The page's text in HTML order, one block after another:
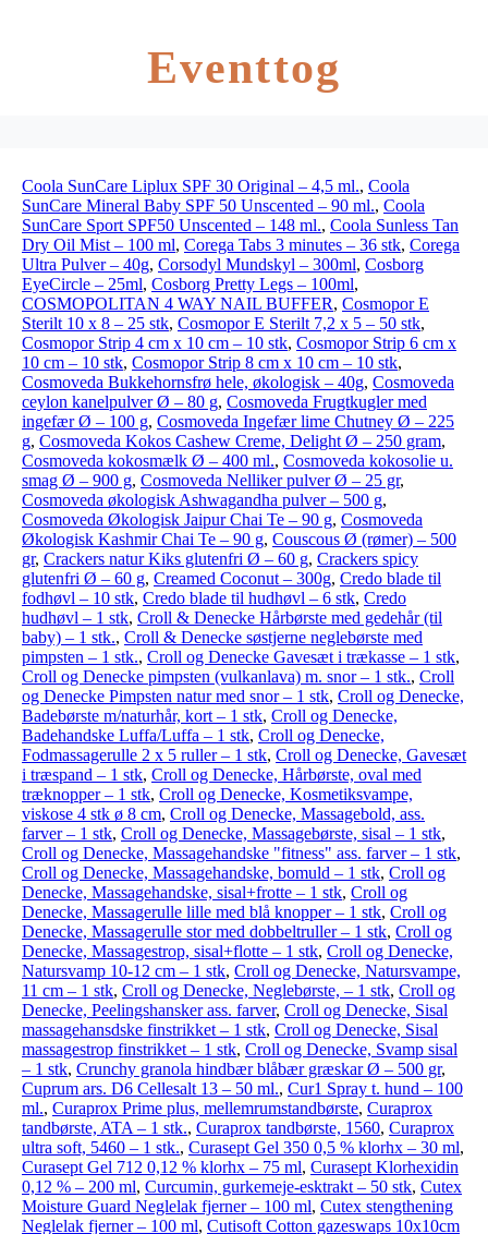
Eventtog
Coola SunCare Liplux SPF 30 Original – 4,5 ml., Coola
SunCare Mineral Baby SPF 50 Unscented – 90 ml., Coola
SunCare Sport SPF50 Unscented – 148 ml., Coola Sunless Tan
Dry Oil Mist – 100 ml, Corega Tabs 3 minutes – 36 stk, Corega
Ultra Pulver – 40g, Corsodyl Mundskyl – 300ml, Cosborg
EyeCircle – 25ml, Cosborg Pretty Legs – 100ml,
COSMOPOLITAN 4 WAY NAIL BUFFER, Cosmopor E
Sterilt 10 x 8 – 25 stk, Cosmopor E Sterilt 7,2 x 5 – 50 stk,
Cosmopor Strip 4 cm x 10 cm – 10 stk, Cosmopor Strip 6 cm x
10 cm – 10 stk, Cosmopor Strip 8 cm x 10 cm – 10 stk,
Cosmoveda Bukkehornsfrø hele, økologisk – 40g, Cosmoveda
ceylon kanelpulver Ø – 80 g, Cosmoveda Frugtkugler med
ingefær Ø – 100 g, Cosmoveda Ingefær lime Chutney Ø – 225
g, Cosmoveda Kokos Cashew Creme, Delight Ø – 250 gram,
Cosmoveda kokosmælk Ø – 400 ml., Cosmoveda kokosolie u.
smag Ø – 900 g, Cosmoveda Nelliker pulver Ø – 25 gr,
Cosmoveda økologisk Ashwagandha pulver – 500 g,
Cosmoveda Økologisk Jaipur Chai Te – 90 g, Cosmoveda
Økologisk Kashmir Chai Te – 90 g, Couscous Ø (rømer) – 500
gr, Crackers natur Kiks glutenfri Ø – 60 g, Crackers spicy
glutenfri Ø – 60 g, Creamed Coconut – 300g, Credo blade til
fodhøvl – 10 stk, Credo blade til hudhøvl – 6 stk, Credo
hudhøvl – 1 stk, Croll & Denecke Hårbørste med gedehår (til
baby) – 1 stk., Croll & Denecke søstjerne neglebørste med
pimpsten – 1 stk., Croll og Denecke Gavesæt i trækasse – 1 stk,
Croll og Denecke pimpsten (vulkanlava) m. snor – 1 stk., Croll
og Denecke Pimpsten natur med snor – 1 stk, Croll og Denecke,
Badebørste m/naturhår, kort – 1 stk, Croll og Denecke,
Badehandske Luffa/Luffa – 1 stk, Croll og Denecke,
Fodmassagerulle 2 x 5 ruller – 1 stk, Croll og Denecke, Gavesæt
i træspand – 1 stk, Croll og Denecke, Hårbørste, oval med
træknopper – 1 stk, Croll og Denecke, Kosmetiksvampe,
viskose 4 stk ø 8 cm, Croll og Denecke, Massagebold, ass.
farver – 1 stk, Croll og Denecke, Massagebørste, sisal – 1 stk,
Croll og Denecke, Massagehandske "fitness" ass. farver – 1 stk,
Croll og Denecke, Massagehandske, bomuld – 1 stk, Croll og
Denecke, Massagehandske, sisal+frotte – 1 stk, Croll og
Denecke, Massagerulle lille med blå knopper – 1 stk, Croll og
Denecke, Massagerulle stor med dobbeltruller – 1 stk, Croll og
Denecke, Massagestrop, sisal+flotte – 1 stk, Croll og Denecke,
Natursvamp 10-12 cm – 1 stk, Croll og Denecke, Natursvampe,
11 cm – 1 stk, Croll og Denecke, Neglebørste, – 1 stk, Croll og
Denecke, Peelingshansker ass. farver, Croll og Denecke, Sisal
massagehansdske finstrikket – 1 stk, Croll og Denecke, Sisal
massagestrop finstrikket – 1 stk, Croll og Denecke, Svamp sisal
– 1 stk, Crunchy granola hindbær blåbær græskar Ø – 500 gr,
Cuprum ars. D6 Cellesalt 13 – 50 ml., Cur1 Spray t. hund – 100
ml., Curaprox Prime plus, mellemrumstandbørste, Curaprox
tandbørste, ATA – 1 stk., Curaprox tandbørste, 1560, Curaprox
ultra soft, 5460 – 1 stk., Curasept Gel 350 0,5 % klorhx – 30 ml,
Curasept Gel 712 0,12 % klorhx – 75 ml, Curasept Klorhexidin
0,12 % – 200 ml, Curcumin, gurkemeje-esktrakt – 50 stk, Cutex
Moisture Guard Neglelak fjerner – 100 ml, Cutex stengthening
Neglelak fjerner – 100 ml, Cutisoft Cotton gazeswaps 10x10cm